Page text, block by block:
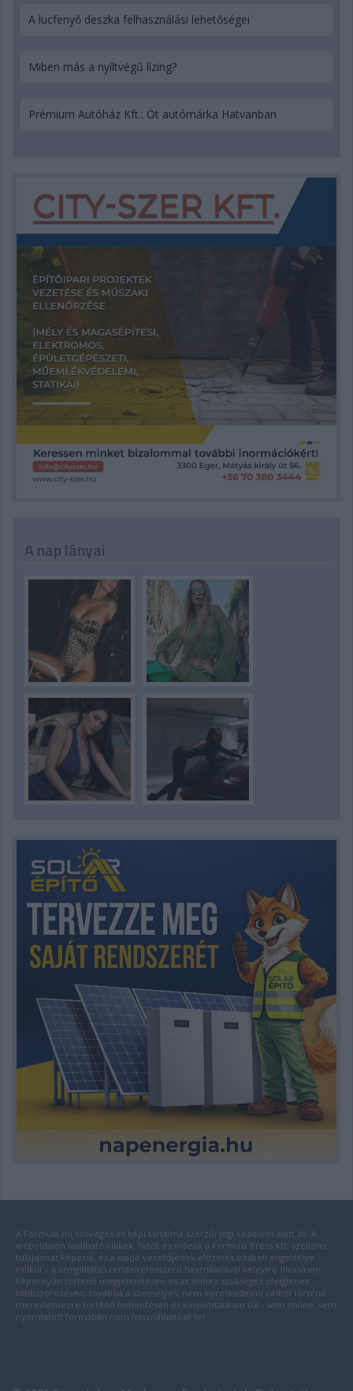
A lucfenyő deszka felhasználási lehetőségei
Miben más a nyíltvégű lízing?
Prémium Autóház Kft.: Öt autómárka Hatvanban
A nap lányai
A Formula.hu szöveges és képi tartalma szerzői jogi védelem alatt áll. A
weboldalon található cikkek, fotók és videók a Formula Press Kft. szellemi
tulajdonát képezik, és a kiadó vezetőjének előzetes írásbeli engedélye
nélkül – a szolgáltatás rendeltetésszerű használatával velejáró olvasáson,
képernyőn történő megjelenítésen és az ehhez szükséges ideiglenes
többszörözésen, továbbá a személyes, nem-kereskedelmi célból történő
merevlemezre történő lementésen és kinyomtatáson túl - sem online, sem
nyomtatott formában nem használhatóak fel.